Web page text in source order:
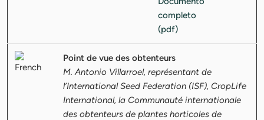
Point de vue des obtenteurs
M. Antonio Villarroel, représentant de
l’International Seed Federation (ISF), CropLife
International, la Communauté internationale
des obtenteurs de plantes horticoles de